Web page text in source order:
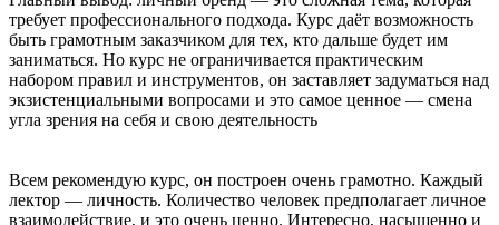
требует профессионального подхода. Курс даёт возможность
быть грамотным заказчиком для тех, кто дальше будет им
заниматься. Но курс не ограничивается практическим
набором правил и инструментов, он заставляет задуматься над
экзистенциальными вопросами и это самое ценное — смена
угла зрения на себя и свою деятельность
Всем рекомендую курс, он построен очень грамотно. Каждый
лектор — личность. Количество человек предполагает личное
взаимодействие, и это очень ценно. Интересно, насыщенно и